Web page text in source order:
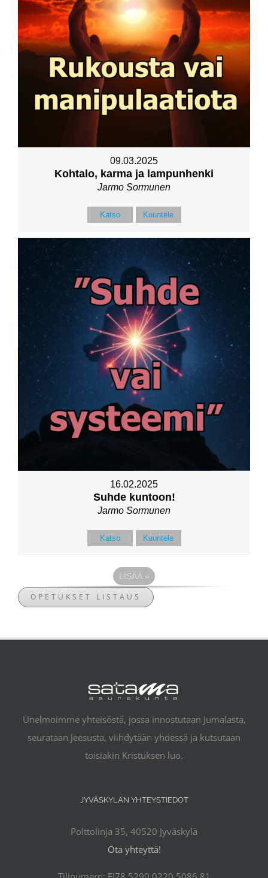
09.03.2025
Kohtalo, karma ja lampunhenki
Jarmo Sormunen
Katso Kuuntele
16.02.2025
Suhde kuntoon!
Jarmo Sormunen
Katso Kuuntele
LISÄÄ »
OPETUKSET LISTAUS
Unelmoimme yhteisöstä, jossa innostutaan Jumalasta,
seurataan Jeesusta, viihdytään yhdessä ja kutsutaan
toisiakin Kristuksen luo.
JYVÄSKYLÄN YHTEYSTIEDOT
Polttolinja 35, 40520 Jyväskylä
Ota yhteyttä!